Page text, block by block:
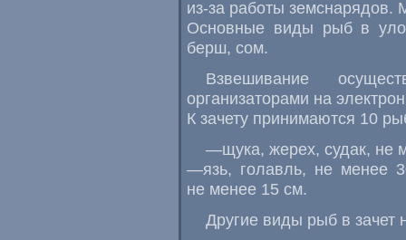
из-за работы земснарядов.
Основные виды рыб в
берш, сом.
Взвешивание
организаторами на
К зачету принимаются 10
—щука, жерех, судак, не
—язь, голавль, не менее
не менее 15 см.
Другие виды рыб в зачет